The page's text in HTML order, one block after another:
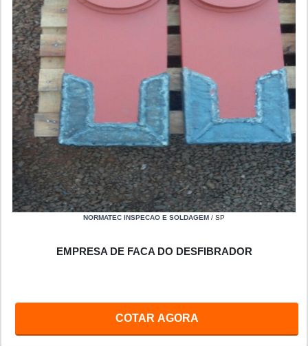
NORMATEC INSPECAO E SOLDAGEM / SP
EMPRESA DE FACA DO DESFIBRADOR
COTAR AGORA